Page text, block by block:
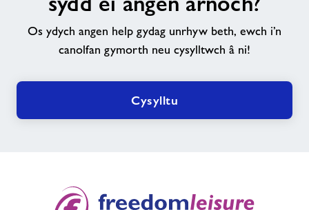
angen
Os ydych angen help gydag unrhyw beth, ewch i’n
canolfan gymorth neu cysylltwch â ni!
Cysylltu